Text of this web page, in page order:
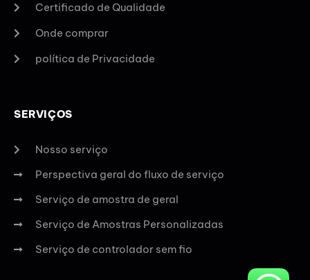
Certificado de Qualidade
Onde comprar
política de Privacidade
SERVIÇOS
Nosso serviço
Perspectiva geral do fluxo de serviço
Serviço de amostra de geral
Serviço de Amostras Personalizadas
Serviço de controlador sem fio